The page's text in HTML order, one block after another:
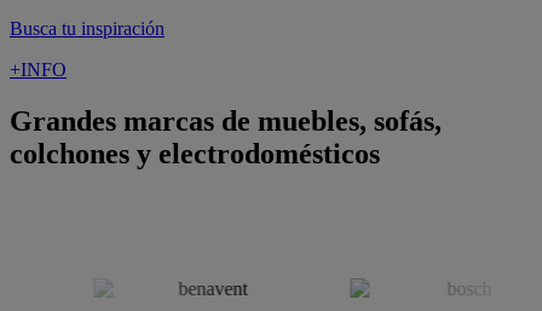
Busca tu inspiración
+INFO
Grandes marcas de muebles, sofás,
colchones y electrodomésticos